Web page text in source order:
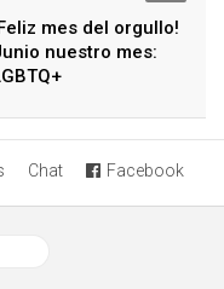
mes del orgullo!
nuestro mes:
Chat Facebook